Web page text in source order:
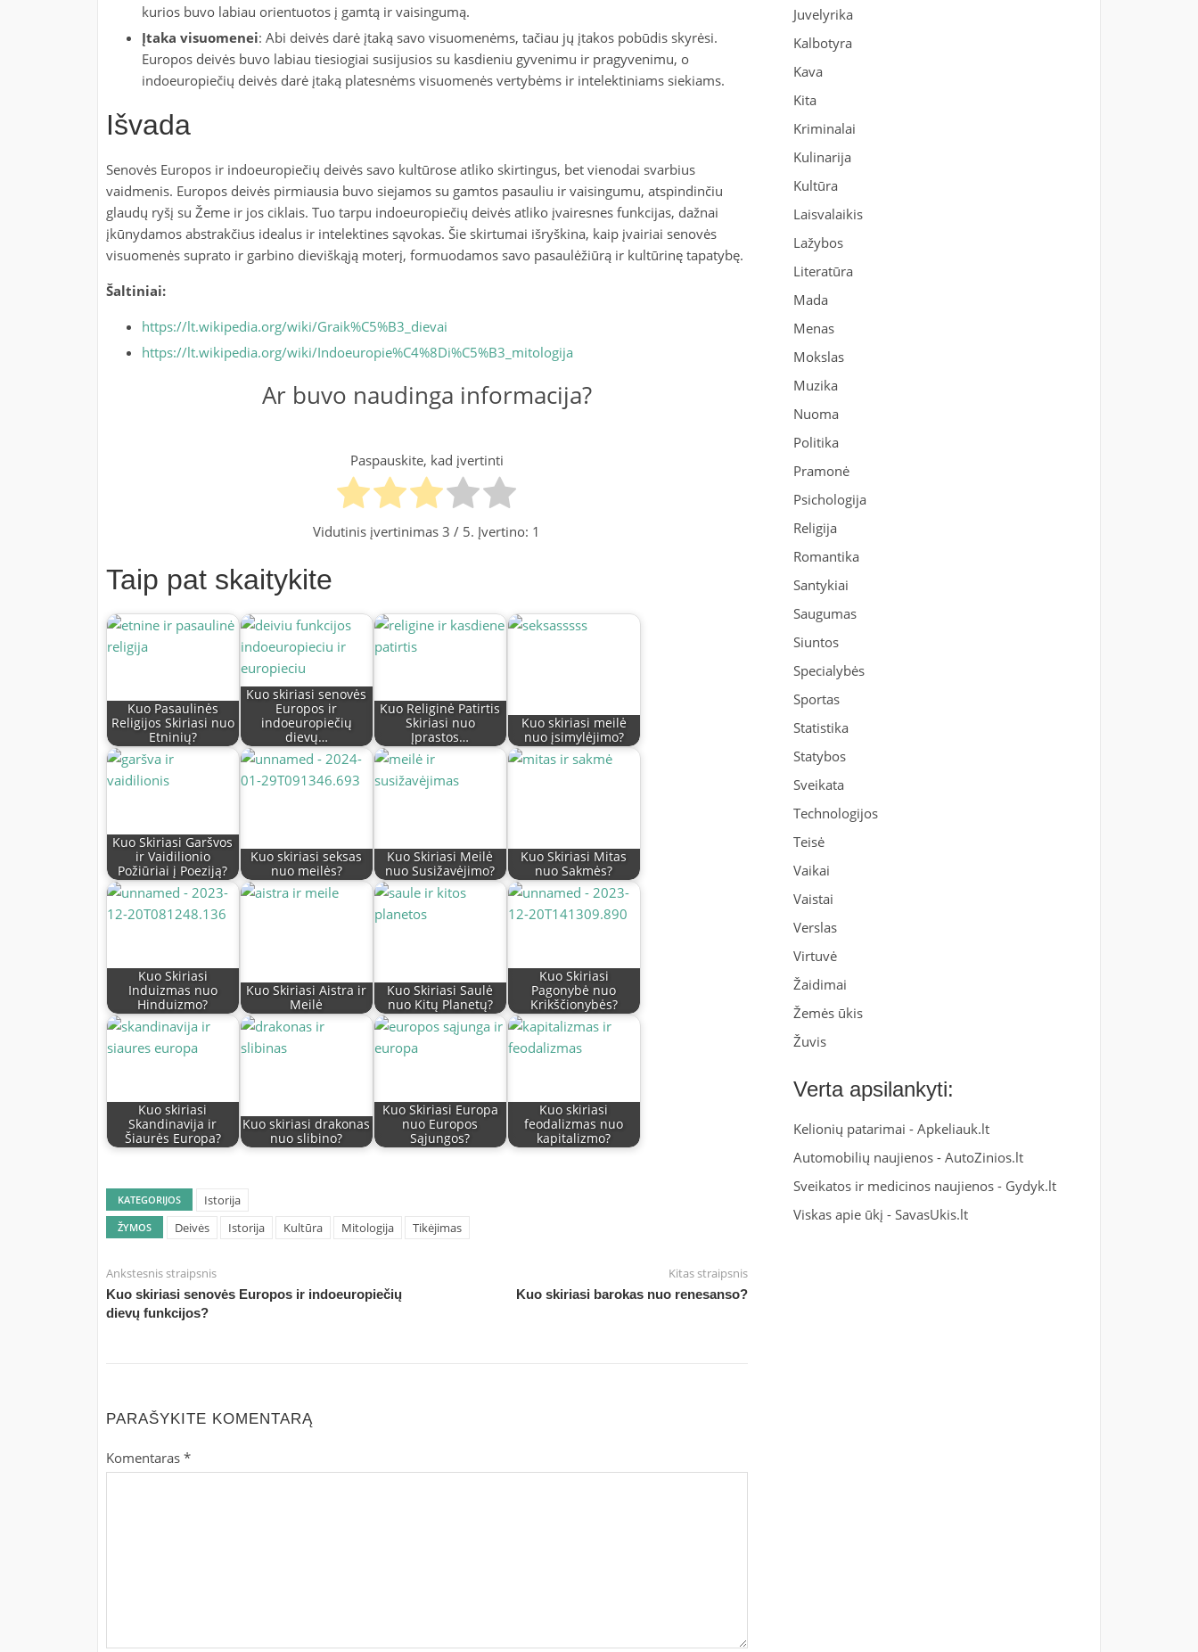
kurios buvo labiau orientuotos į gamtą ir vaisingumą.
Įtaka visuomenei: Abi deivės darė įtaką savo visuomenėms, tačiau jų įtakos pobūdis skyrėsi.
Europos deivės buvo labiau tiesiogiai susijusios su kasdieniu gyvenimu ir pragyvenimu, o
indoeuropiečių deivės darė įtaką platesnėms visuomenės vertybėms ir intelektiniams siekiams.
Išvada
Senovės Europos ir indoeuropiečių deivės savo kultūrose atliko skirtingus, bet vienodai svarbius
vaidmenis. Europos deivės pirmiausia buvo siejamos su gamtos pasauliu ir vaisingumu, atspindinčiu
glaudų ryšį su Žeme ir jos ciklais. Tuo tarpu indoeuropiečių deivės atliko įvairesnes funkcijas, dažnai
įkūnydamos abstrakčius idealus ir intelektines sąvokas. Šie skirtumai išryškina, kaip įvairiai senovės
visuomenės suprato ir garbino dieviškąją moterį, formuodamos savo pasaulėžiūrą ir kultūrinę tapatybę.
Šaltiniai:
https://lt.wikipedia.org/wiki/Graik%C5%B3_dievai
https://lt.wikipedia.org/wiki/Indoeuropie%C4%8Di%C5%B3_mitologija
Ar buvo naudinga informacija?
Paspauskite, kad įvertinti
Vidutinis įvertinimas3 / 5. Įvertino: 1
Taip pat skaitykite
Kuo Pasaulinės
Religijos Skiriasi nuo
Etninių?
Kuo skiriasi senovės
Europos ir
indoeuropiečių
dievų…
Kuo Religinė Patirtis
Skiriasi nuo
Įprastos…
Kuo skiriasi meilė
nuo įsimylėjimo?
Kuo Skiriasi Garšvos
ir Vaidilionio
Požiūriai į Poeziją?
Kuo skiriasi seksas
nuo meilės?
Kuo Skiriasi Meilė
nuo Susižavėjimo?
Kuo Skiriasi Mitas
nuo Sakmės?
Kuo Skiriasi
Induizmas nuo
Hinduizmo?
Kuo Skiriasi Aistra ir
Meilė
Kuo Skiriasi Saulė
nuo Kitų Planetų?
Kuo Skiriasi
Pagonybė nuo
Krikščionybės?
Kuo skiriasi
Skandinavija ir
Šiaurės Europa?
Kuo skiriasi drakonas
nuo slibino?
Kuo Skiriasi Europa
nuo Europos
Sąjungos?
Kuo skiriasi
feodalizmas nuo
kapitalizmo?
KATEGORIJOS Istorija
ŽYMOS Deivės Istorija Kultūra Mitologija Tikėjimas
Ankstesnis straipsnis
Kuo skiriasi senovės Europos ir indoeuropiečių
dievų funkcijos?
Kitas straipsnis
Kuo skiriasi barokas nuo renesanso?
PARAŠYKITE KOMENTARĄ
Komentaras *
Juvelyrika
Kalbotyra
Kava
Kita
Kriminalai
Kulinarija
Kultūra
Laisvalaikis
Lažybos
Literatūra
Mada
Menas
Mokslas
Muzika
Nuoma
Politika
Pramonė
Psichologija
Religija
Romantika
Santykiai
Saugumas
Siuntos
Specialybės
Sportas
Statistika
Statybos
Sveikata
Technologijos
Teisė
Vaikai
Vaistai
Verslas
Virtuvė
Žaidimai
Žemės ūkis
Žuvis
Verta apsilankyti:
Kelionių patarimai -Apkeliauk.lt
Automobilių naujienos -AutoZinios.lt
Sveikatos ir medicinos naujienos - Gydyk.lt
Viskas apie ūkį -SavasUkis.lt